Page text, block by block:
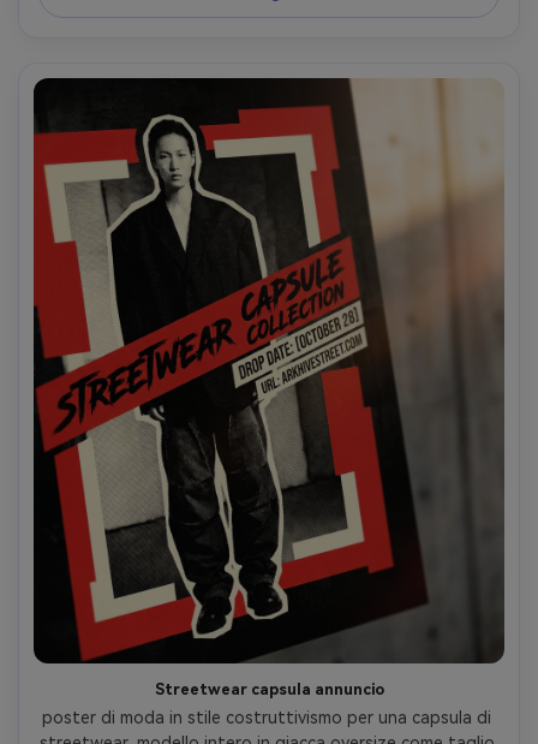
85mm, profondità di campo bassa, morbida illuminazione
Streetwear capsula annuncio
poster di moda in stile costruttivismo per una capsula di